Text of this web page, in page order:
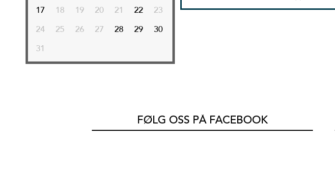
17
18 19 20 21 22
23
24
25 26 27 28 29
30
31
FØLG OSS PÅ FACEBOOK